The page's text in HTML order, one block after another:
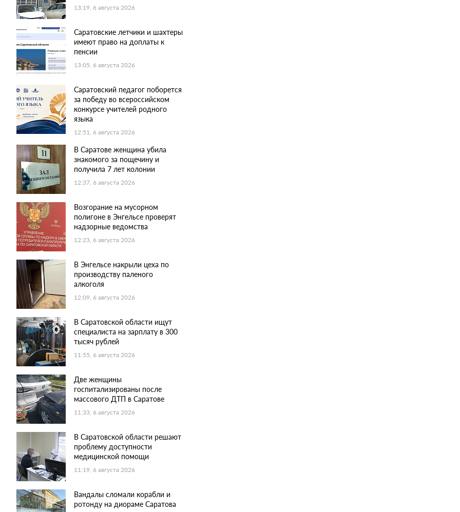
13:19, 6 августа 2026
Саратовские летчики и шахтеры
имеют право на доплаты к
пенсии
13:05, 6 августа 2026
Саратовский педагог поборется
за победу во всероссийском
конкурсе учителей родного
языка
12:51, 6 августа 2026
В Саратове женщина убила
знакомого за пощечину и
получила 7 лет колонии
12:37, 6 августа 2026
Возгорание на мусорном
полигоне в Энгельсе проверят
надзорные ведомства
12:23, 6 августа 2026
В Энгельсе накрыли цеха по
производству паленого
алкоголя
12:09, 6 августа 2026
В Саратовской области ищут
специалиста на зарплату в 300
тысяч рублей
11:55, 6 августа 2026
Две женщины
госпитализированы после
массового ДТП в Саратове
11:33, 6 августа 2026
В Саратовской области решают
проблему доступности
медицинской помощи
11:19, 6 августа 2026
Вандалы сломали корабли и
ротонду на диораме Саратова